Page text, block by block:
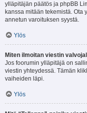
ylläpitäjän päätös ja phpBB
kanssa mitään tekemistä.
annetun varoituksen syystä.
Ylös
Miten ilmoitan viestin
Jos foorumin ylläpitäjä on
viestin yhteydessä. Tämän
vaiheiden läpi.
Ylös